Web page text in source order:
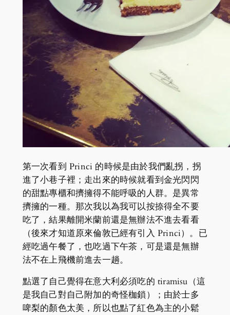
第一次看到 Princi 的時候是由於我們亂拐，拐
進了小巷子裡；走出來的時候就看到金光閃閃
的甜點專櫃和擠擁得不能呼吸的人群。是異常
擠擁的一種。那次我以為我可以按捺得全不要
吃了，結果離開米蘭前還是無辦法不進去看看
（後來才知道原來倫敦已經有引入 Princi）。已
經吃過午餐了，也吃過下午茶，可是還是無辦
法不在上飛機前進去一趟。
點選了自己覺得在意大利必須吃的 tiramisu（這
是我自己對自己附加的奇怪枷鎖）；由於士多
啤梨的顏色太美，所以也點了紅色為主的小鬆